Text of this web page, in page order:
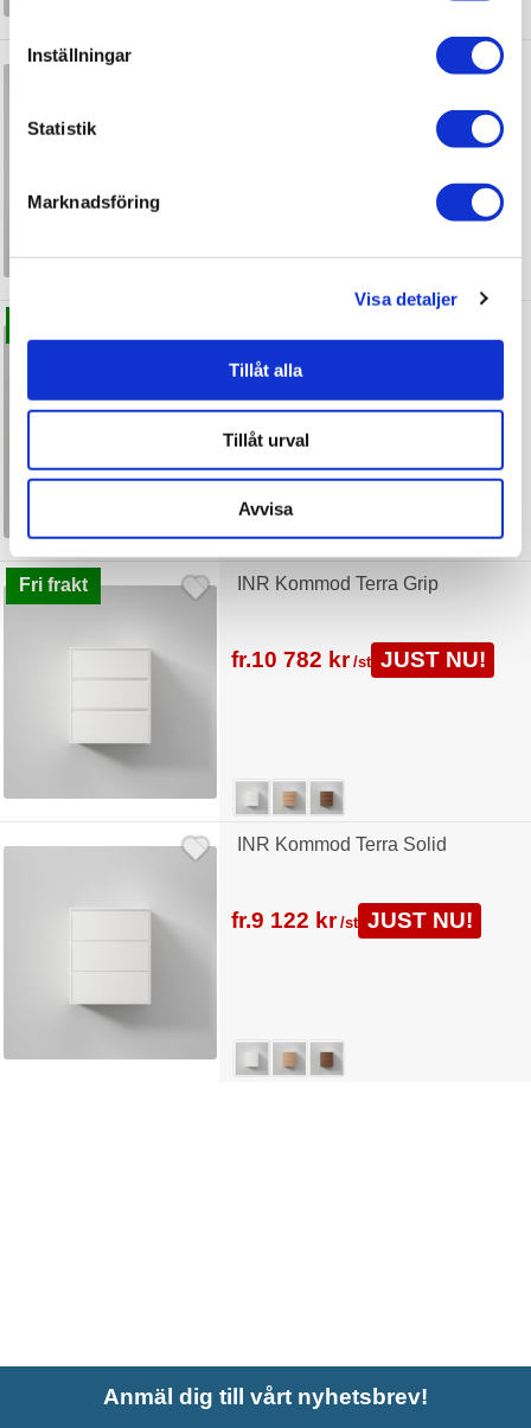
Inställningar
Statistik
Marknadsföring
Visa detaljer
Tillåt alla
Tillåt urval
Avvisa
INR Kommod Core XS Solid
JUST NU!
fr.14 102 kr /st JUST NU!
Fri frakt INR Kommod Terra Grip
fr.10 782 kr /st JUST NU!
INR Kommod Terra Solid
fr.9 122 kr /st JUST NU!
Anmäl dig till vårt nyhetsbrev!